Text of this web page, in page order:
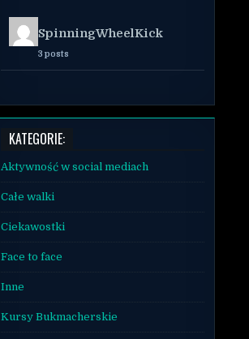
SpinningWheelKick
3 posts
KATEGORIE:
Aktywność w social mediach
Całe walki
Ciekawostki
Face to face
Inne
Kursy Bukmacherskie